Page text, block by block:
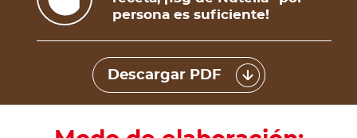
persona es suficiente!
Descargar PDF